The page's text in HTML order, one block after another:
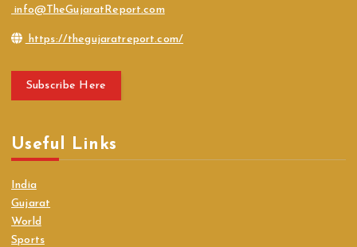
info@TheGujaratReport.com
https://thegujaratreport.com/
Subscribe Here
Useful Links
India
Gujarat
World
Sports